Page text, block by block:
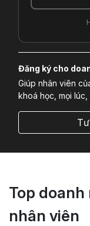
Đăng ký cho
Giúp nhân viên
khoá học, mọi lúc,
Top
nhân viên